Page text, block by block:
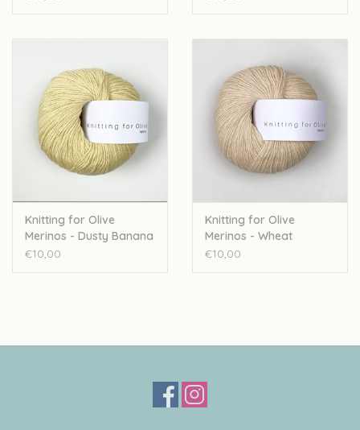
Knitting for Olive
Merinos - Dusty Banana
€10,00
Knitting for Olive
Merinos - Wheat
€10,00